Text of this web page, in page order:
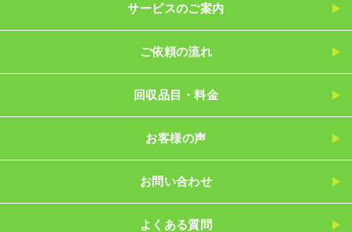
サービスのご案内
ご依頼の流れ
回収品目・料金
お客様の声
お問い合わせ
よくある質問